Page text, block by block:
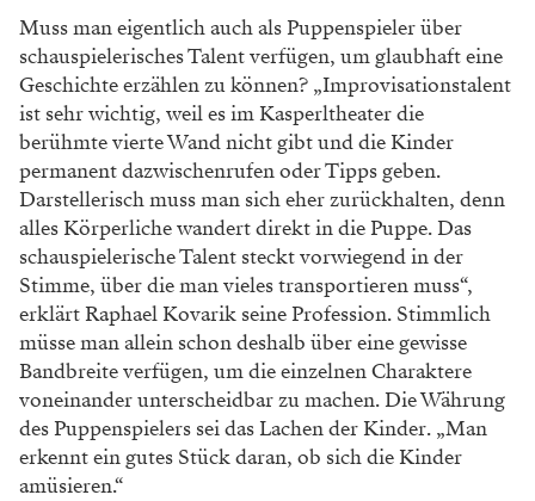
Muss man eigentlich auch als Puppenspieler über
schauspielerisches Talent verfügen, um glaubhaft eine
Geschichte erzählen zu können? „Improvisationstalent
ist sehr wichtig, weil es im Kasperltheater die
berühmte vierte Wand nicht gibt und die Kinder
permanent dazwischenrufen oder Tipps geben.
Darstellerisch muss man sich eher zurückhalten, denn
alles Körperliche wandert direkt in die Puppe. Das
schauspielerische Talent steckt vorwiegend in der
Stimme, über die man vieles transportieren muss“,
erklärt Raphael Kovarik seine Profession. Stimmlich
müsse man allein schon deshalb über eine gewisse
Bandbreite verfügen, um die einzelnen Charaktere
voneinander unterscheidbar zu machen. Die Währung
des Puppenspielers sei das Lachen der Kinder. „Man
erkennt ein gutes Stück daran, ob sich die Kinder
amüsieren.“